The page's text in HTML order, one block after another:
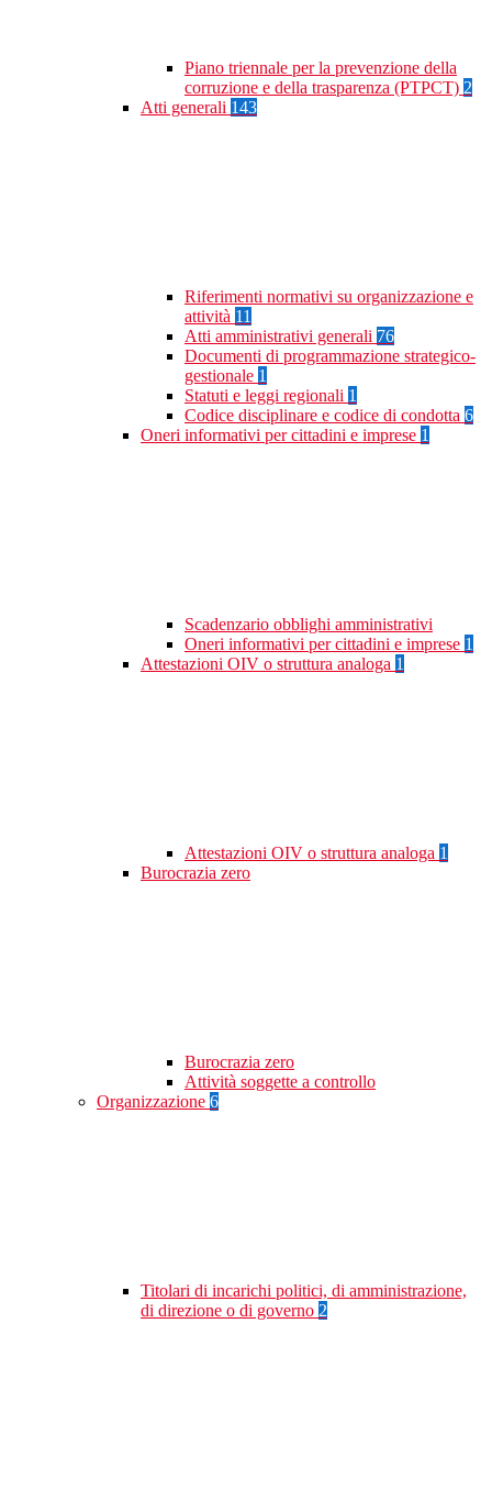
Piano triennale per la prevenzione della
corruzione e della trasparenza (PTPCT) 2
Atti generali 143
Riferimenti normativi su organizzazione e
attività 11
Atti amministrativi generali 76
Documenti di programmazione strategico-
gestionale 1
Statuti e leggi regionali 1
Codice disciplinare e codice di condotta 6
Oneri informativi per cittadini e imprese 1
Scadenzario obblighi amministrativi
Oneri informativi per cittadini e imprese 1
Attestazioni OIV o struttura analoga 1
Attestazioni OIV o struttura analoga 1
Burocrazia zero
Burocrazia zero
Attività soggette a controllo
Organizzazione 6
Titolari di incarichi politici, di amministrazione,
di direzione o di governo 2